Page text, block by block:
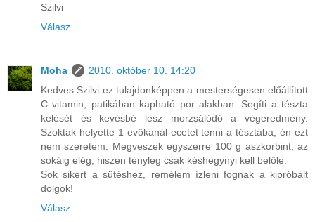
Szilvi
Válasz
Moha
2010. október 10. 14:20
Kedves Szilvi ez tulajdonképpen a mesterségesen előállított
C vitamin, patikában kapható por alakban. Segíti a tészta
kelését és kevésbé lesz morzsálódó a végeredmény.
Szoktak helyette 1 evőkanál ecetet tenni a tésztába, én ezt
nem szeretem. Megveszek egyszerre 100 g aszkorbint, az
sokáig elég, hiszen tényleg csak késhegynyi kell belőle.
Sok sikert a sütéshez, remélem ízleni fognak a kipróbált
dolgok!
Válasz